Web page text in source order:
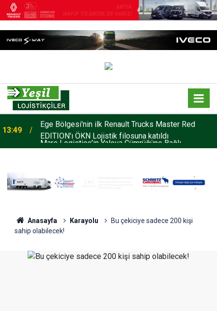
13:49
Ege Bölgesi'nin ilk Renault Trucks Master Red
EDITION'ı ÖKN Lojistik filosuna katıldı
14:35
Mars Logistics’in Yalova Gümrüğüne Bağlı
Antreposu İstanbul’da Hizmet Veriyor
Anasayfa Karayolu
Bu çekiciye sadece 200 kişi
sahip olabilecek!